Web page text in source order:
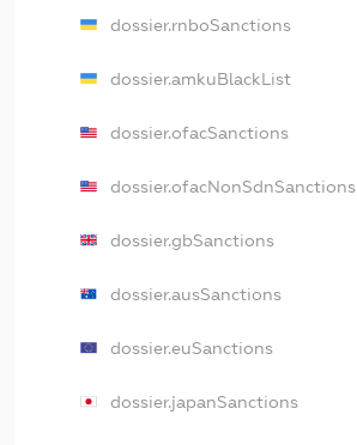
dossier.rnboSanctions
dossier.amkuBlackList
dossier.ofacSanctions
dossier.ofacNonSdnSanctions
dossier.gbSanctions
dossier.ausSanctions
dossier.euSanctions
dossier.japanSanctions